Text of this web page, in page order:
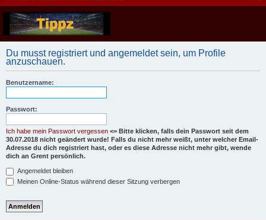
Du musst registriert und angemeldet sein, um Profile
anzuschauen.
Benutzername:
Passwort:
Ich habe mein Passwort vergessen <= Bitte klicken, falls dein Passwort seit dem
30.07.2018 nicht geändert wurde! Falls du nicht mehr weißt, unter welcher Email-
Adresse du dich registriert hast, oder es diese Adresse nicht mehr gibt, wende
dich an Grent persönlich.
Angemeldet bleiben
Meinen Online-Status während dieser Sitzung verbergen